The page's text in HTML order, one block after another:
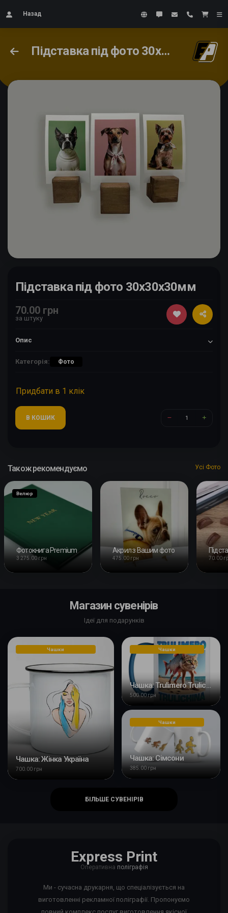
Назад
Підставка під фото 30х30х30мм
Підставка під фото 30х30х30мм
70.00 грн
за штуку
Опис
Категорія: Фото
Придбати в 1 клік
В КОШИК
Також рекомендуємо Усі Фото
Велюр
Фотокнига Premium
3 275.00 грн
Акрил з Вашим фото
475.00 грн 70.00
Магазин сувенірів
Ідеї для подарунків
Чашки
Чашка: Жінка Україна
700.00 грн
Чашки
Чашка: Trulimero Trulichina
500.00 грн
Чашки
Чашка: Сімсони
385.00 грн
БІЛЬШЕ СУВЕНІРІВ
Express Print
Оперативна поліграфія
Ми - сучасна друкарня, що спеціалізується на
виготовленні рекламної поліграфії. Пропонуємо